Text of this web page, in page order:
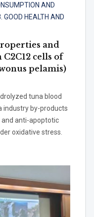
AND
GOOD HEALTH AND
and
cells of
pelamis)
tuna blood
industry by-products
anti-apoptotic
oxidative stress.